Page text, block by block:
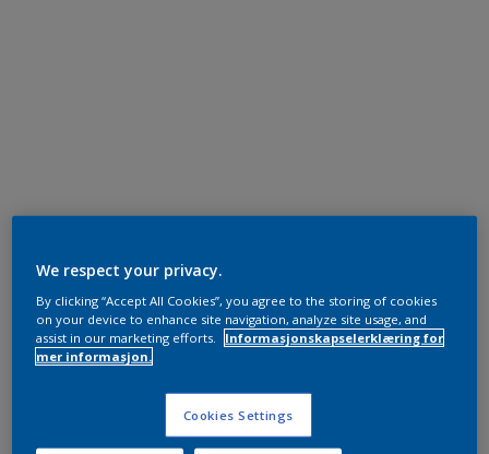
We respect your privacy.
By clicking “Accept All Cookies”, you agree to the storing of cookies
on your device to enhance site navigation, analyze site usage, and
assist in our marketing efforts.
Informasjonskapselerklæring for
mer informasjon.
Cookies Settings